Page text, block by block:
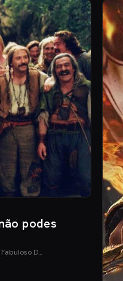
podes
D…